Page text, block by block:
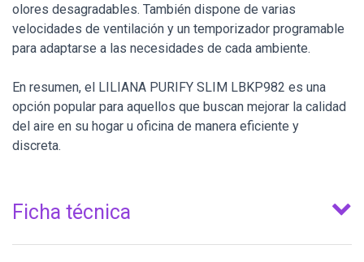
olores desagradables. También dispone de varias
velocidades de ventilación y un temporizador programable
para adaptarse a las necesidades de cada ambiente.
En resumen, el LILIANA PURIFY SLIM LBKP982 es una
opción popular para aquellos que buscan mejorar la calidad
del aire en su hogar u oficina de manera eficiente y
discreta.
Ficha técnica